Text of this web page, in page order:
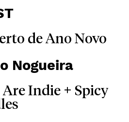
de Ano Novo
Nogueira
Indie + Spicy